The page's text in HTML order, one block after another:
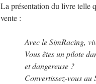
La présentation du livre telle
vente :
Avec le SimRacing,
Vous êtes un pilote
et dangereuse ?
Convertissez-vous